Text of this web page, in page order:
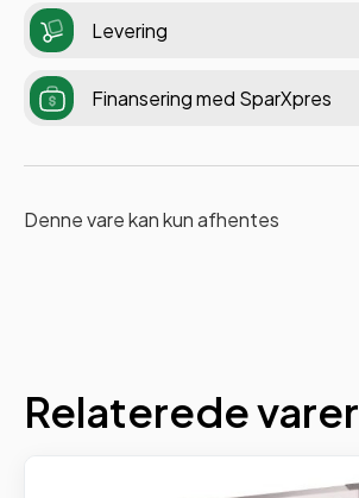
Levering
Finansering med SparXpres
Denne vare kan kun afhentes
Relaterede varer